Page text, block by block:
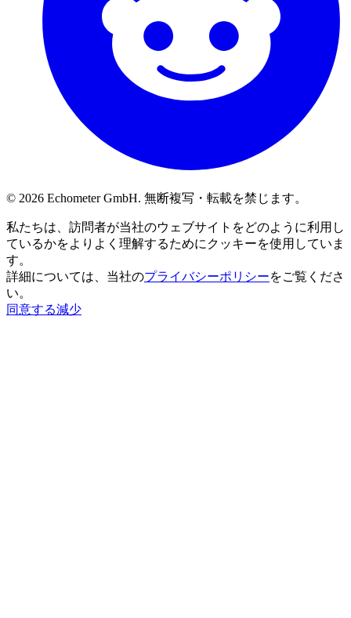
© 2026 Echometer GmbH. 無断複写・転載を禁じます。
私たちは、訪問者が当社のウェブサイトをどのように利用し
ているかをよりよく理解するためにクッキーを使用していま
す。
詳細については、当社のプライバシーポリシーをご覧くださ
い。
同意する減少